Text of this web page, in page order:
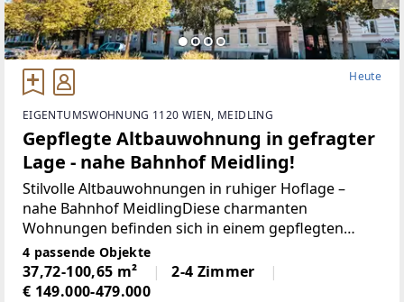
Heute
EIGENTUMSWOHNUNG 1120 WIEN, MEIDLING
Gepflegte Altbauwohnung in gefragter
Lage - nahe Bahnhof Meidling!
Stilvolle Altbauwohnungen in ruhiger Hoflage –
nahe Bahnhof MeidlingDiese charmanten
Wohnungen befinden sich in einem gepflegten
Altbau mit Lift in gefragter Lage des 12. Wiener
Gemeindebezirks. Das Dachgeschoss des Hauses
wurde ausgebaut
4 passende Objekte
37,72-100,65 m²
2-4 Zimmer
€ 149.000-479.000